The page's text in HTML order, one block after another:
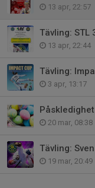
13 apr, 22:57
Tävling: STL
13 apr, 22:44
Tävling:
3 apr, 13:17
Påskledighet
20 mar, 08:38
Tävling:
19 mar, 20:49